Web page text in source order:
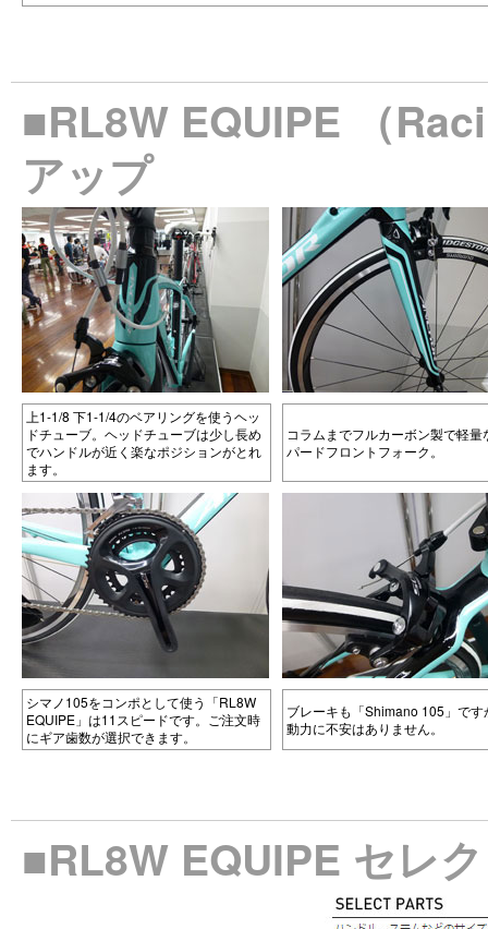
■RL8W EQUIPE （
アップ
上1-1/8 下1-1/4のベアリングを使うヘッ
ドチューブ。ヘッドチューブは少し長め
でハンドルが近く楽なポジションがとれ
ます。
コラムまでフルカーボン製で軽量
パードフロントフォーク。
シマノ105をコンポとして使う「RL8W
EQUIPE」は11スピードです。ご注文時
にギア歯数が選択できます。
ブレーキも「Shimano 105」です
動力に不安はありません。
■RL8W EQUIPE セレ